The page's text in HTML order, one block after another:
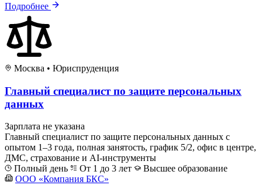
Подробнее
Москва • Юриспруденция
Главный специалист по защите персональных
данных
Зарплата не указана
Главный специалист по защите персональных данных с
опытом 1–3 года, полная занятость, график 5/2, офис в центре,
ДМС, страхование и AI-инструменты
Полный день
От 1 до 3 лет
Высшее образование
ООО «Компания БКС»